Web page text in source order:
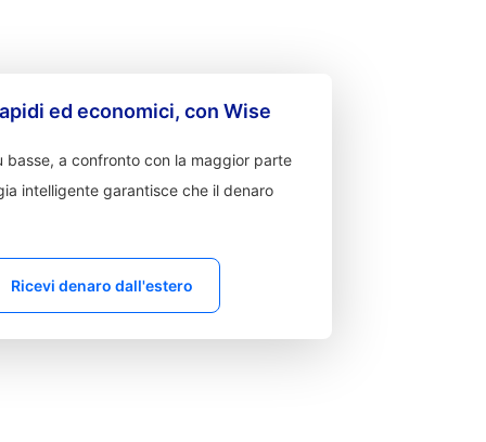
ed economici, con Wise
basse, a confronto con la maggior parte
intelligente garantisce che il denaro
Ricevi denaro dall'estero